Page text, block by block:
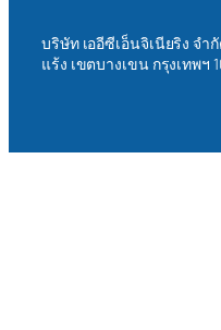
บริษัท เออีซีเอ็นจิเนียริง จ
แร้ง เขตบางเขน กรุงเทพฯ